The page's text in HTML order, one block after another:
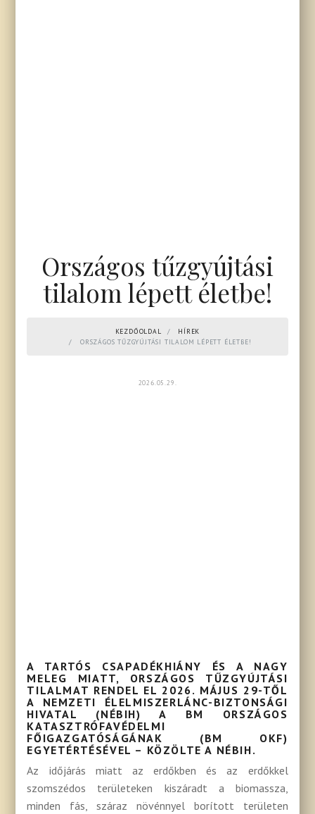
Országos tűzgyújtási
tilalom lépett életbe!
KEZDŐOLDAL
HÍREK
ORSZÁGOS TŰZGYÚJTÁSI TILALOM LÉPETT ÉLETBE!
2026.05.29.
A TARTÓS CSAPADÉKHIÁNY ÉS A NAGY
MELEG MIATT, ORSZÁGOS TŰZGYÚJTÁSI
TILALMAT RENDEL EL 2026. MÁJUS 29-TŐL
A NEMZETI ÉLELMISZERLÁNC-BIZTONSÁGI
HIVATAL (NÉBIH) A BM ORSZÁGOS
KATASZTRÓFAVÉDELMI
FŐIGAZGATÓSÁGÁNAK (BM OKF)
EGYETÉRTÉSÉVEL – KÖZÖLTE A NÉBIH.
Az időjárás miatt az erdőkben és az erdőkkel
szomszédos területeken kiszáradt a biomassza,
minden fás, száraz növénnyel borított területen